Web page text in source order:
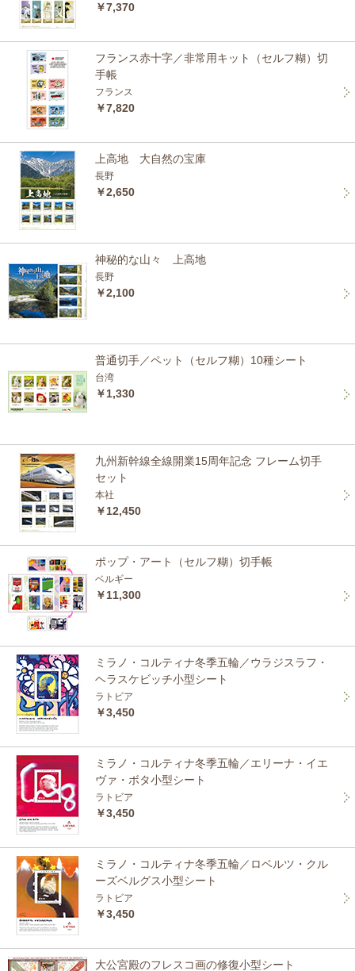
￥7,370
フランス赤十字／非常用キット（セルフ糊）切
手帳
フランス
￥7,820
上高地 大自然の宝庫
長野
￥2,650
神秘的な山々 上高地
長野
￥2,100
普通切手／ペット（セルフ糊）10種シート
台湾
￥1,330
九州新幹線全線開業15周年記念 フレーム切手
セット
本社
￥12,450
ポップ・アート（セルフ糊）切手帳
ベルギー
￥11,300
ミラノ・コルティナ冬季五輪／ウラジスラフ・
ヘラスケビッチ小型シート
ラトビア
￥3,450
ミラノ・コルティナ冬季五輪／エリーナ・イエ
ヴァ・ボタ小型シート
ラトビア
￥3,450
ミラノ・コルティナ冬季五輪／ロベルツ・クル
ーズベルグス小型シート
ラトビア
￥3,450
大公宮殿のフレスコ画の修復小型シート